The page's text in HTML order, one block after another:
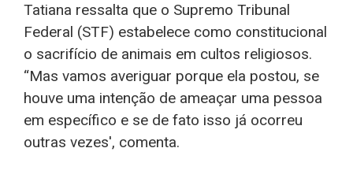
Tatiana ressalta que o Supremo Tribunal
Federal (STF) estabelece como constitucional
o sacrifício de animais em cultos religiosos.
“Mas vamos averiguar porque ela postou, se
houve uma intenção de ameaçar uma pessoa
em específico e se de fato isso já ocorreu
outras vezes', comenta.